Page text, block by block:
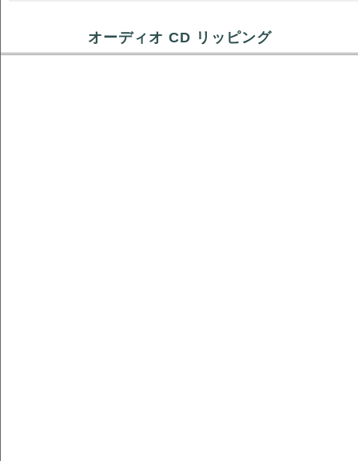
オーディオ CD リッピング